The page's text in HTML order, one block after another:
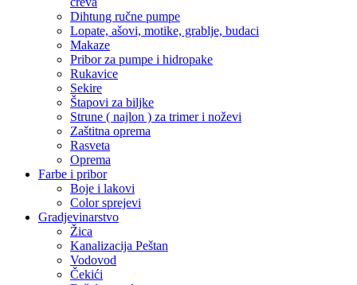
Dihtung ručne pumpe
Lopate, ašovi, motike, grablje, budaci
Makaze
Pribor za pumpe i hidropake
Rukavice
Sekire
Štapovi za biljke
Strune ( najlon ) za trimer i noževi
Zaštitna oprema
Rasveta
Oprema
Farbe i pribor
Boje i lakovi
Color sprejevi
Gradjevinarstvo
Žica
Kanalizacija Peštan
Vodovod
Čekići